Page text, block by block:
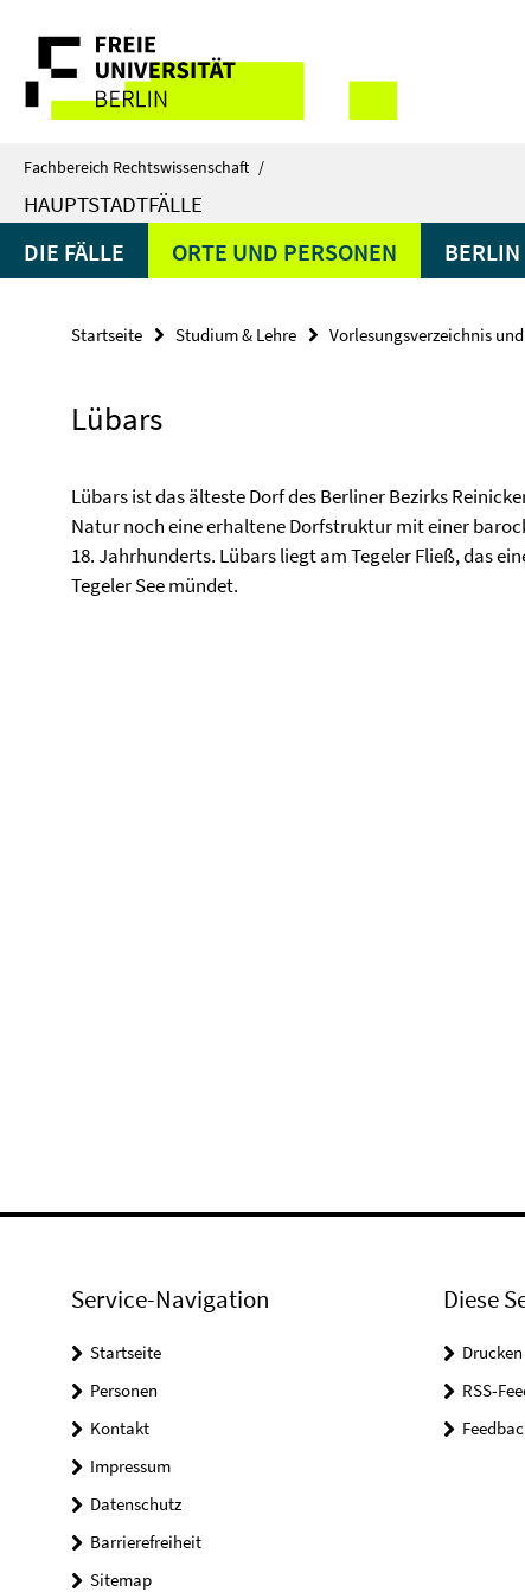
direkt
Inhalt
Service-
Navigation
Fachbereich Rechtswissenschaft /
HAUPTSTADTFÄLLE
DIE FÄLLE ORTE UND PERSONEN BERLIN
Startseite Studium & Lehre Vorlesungsverzeichnis
Lübars
Lübarsist das älteste Dorf des Berliner Bezirks
Natur noch eine erhaltene Dorfstruktur mit einer
18. Jahrhunderts. Lübars liegt am Tegeler Fließ, das
Tegeler See mündet.
Service-Navigation
Startseite
Personen
Kontakt
Impressum
Datenschutz
Barrierefreiheit
Sitemap
Diese
Drucken
RSS-